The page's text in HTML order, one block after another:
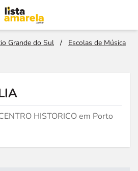
Grande do Sul /
Escolas de Música
HISTORICO em Porto